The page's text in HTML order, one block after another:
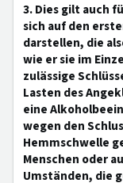
3. Dies gilt auch
sich auf den
darstellen, die
wie er sie im
zulässige
Lasten des
eine
wegen den
Hemmschwelle
Menschen oder
Umständen, die